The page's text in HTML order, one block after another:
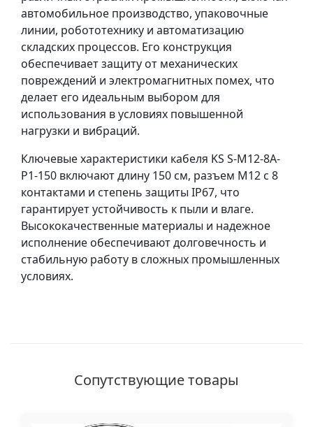
автомобильное производство, упаковочные
линии, робототехнику и автоматизацию
складских процессов. Его конструкция
обеспечивает защиту от механических
повреждений и электромагнитных помех, что
делает его идеальным выбором для
использования в условиях повышенной
нагрузки и вибраций.
Ключевые характеристики кабеля KS S-M12-8A-
P1-150 включают длину 150 см, разъем M12 с 8
контактами и степень защиты IP67, что
гарантирует устойчивость к пыли и влаге.
Высококачественные материалы и надежное
исполнение обеспечивают долговечность и
стабильную работу в сложных промышленных
условиях.
Сопутствующие товары